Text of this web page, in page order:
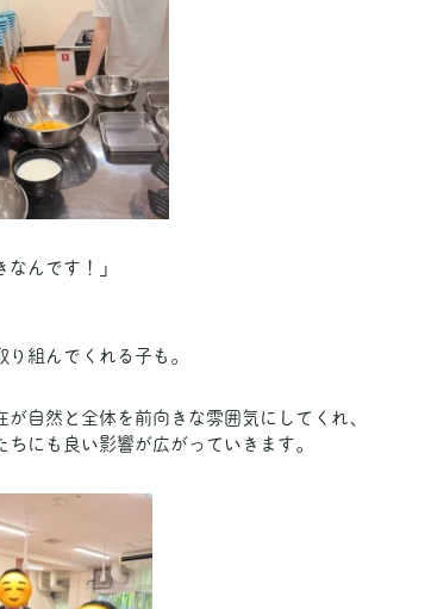
なんです！」
り組んでくれる子も。
が自然と全体を前向きな雰囲気にしてくれ、
ちにも良い影響が広がっていきます。